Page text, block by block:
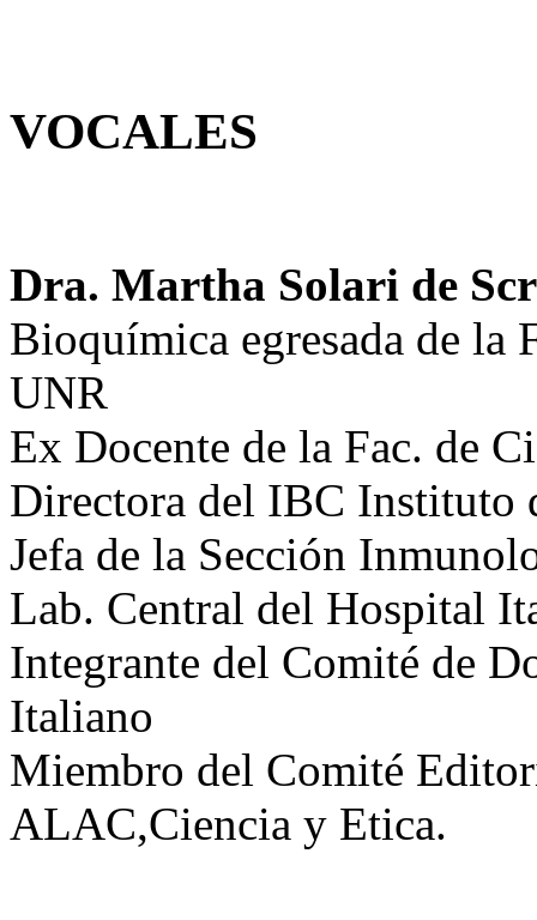
VOCALES
Dra. Martha Solari de
Bioquímica egresada de la
UNR
Ex Docente de la Fac. de
Directora del IBC Instituto
Jefa de la Sección
Lab. Central del Hospital
Integrante del Comité de
Italiano
Miembro del Comité
ALAC,Ciencia y Etica.